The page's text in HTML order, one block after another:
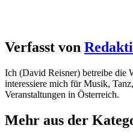
Verfasst von
Ich (David Reisner) betreibe die
interessiere mich für Musik,
Veranstaltungen in Österreich.
Mehr aus der